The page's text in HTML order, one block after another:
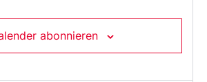
abonnieren